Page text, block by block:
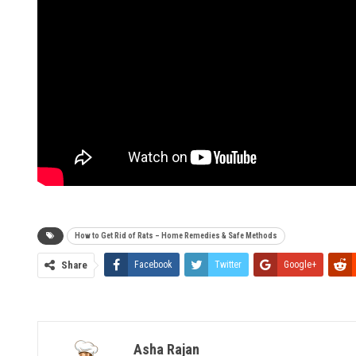
How to Get Rid of Rats – Home Remedies & Safe Methods
Share Facebook Twitter Google+
Asha Rajan